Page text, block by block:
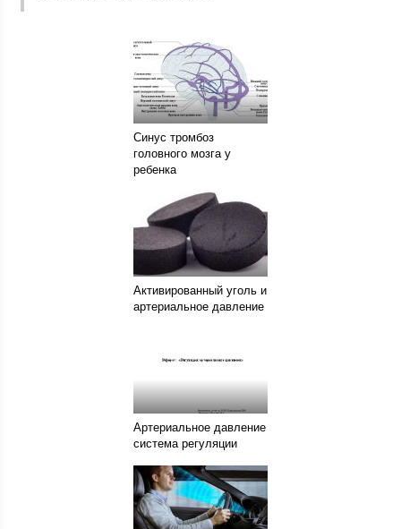
Синус тромбоз
головного мозга у
ребенка
Активированный уголь и
артериальное давление
Артериальное давление
система регуляции